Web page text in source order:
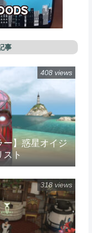
事
ー】惑星オイジ
スト
408 views
318 views